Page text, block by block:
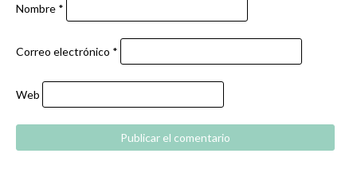
Nombre *
Correo electrónico *
Web